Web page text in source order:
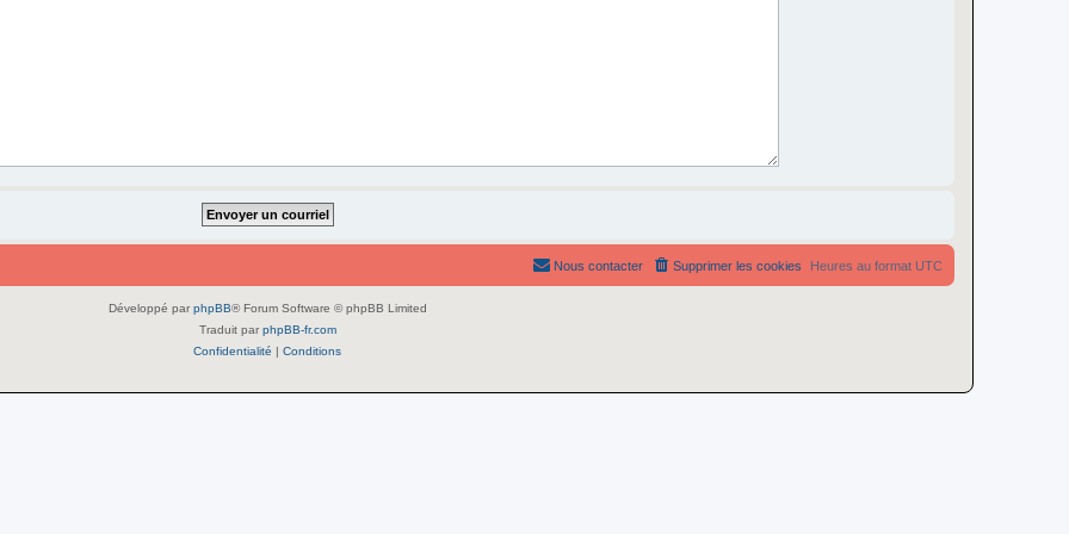
Heures au format UTC
Supprimer les cookies
Nous contacter
Développé par phpBB® Forum Software © phpBB Limited
Traduit par phpBB-fr.com
Confidentialité | Conditions